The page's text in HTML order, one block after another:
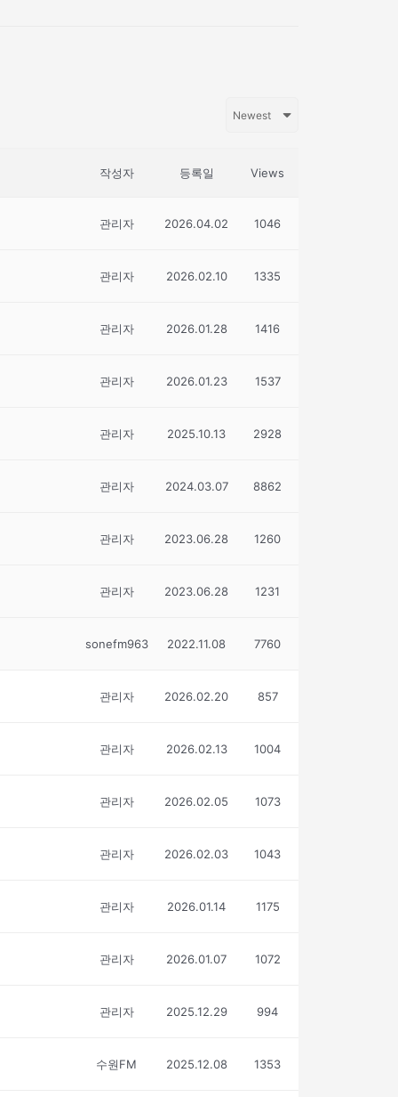
작성자 등록일 Views
관리자 2026.04.02 1046
관리자 2026.02.10 1335
관리자 2026.01.28 1416
관리자 2026.01.23 1537
관리자 2025.10.13 2928
관리자 2024.03.07 8862
관리자 2023.06.28 1260
관리자 2023.06.28 1231
sonefm963 2022.11.08 7760
관리자 2026.02.20 857
관리자 2026.02.13 1004
관리자 2026.02.05 1073
관리자 2026.02.03 1043
관리자 2026.01.14 1175
관리자 2026.01.07 1072
관리자 2025.12.29 994
수원FM 2025.12.08 1353